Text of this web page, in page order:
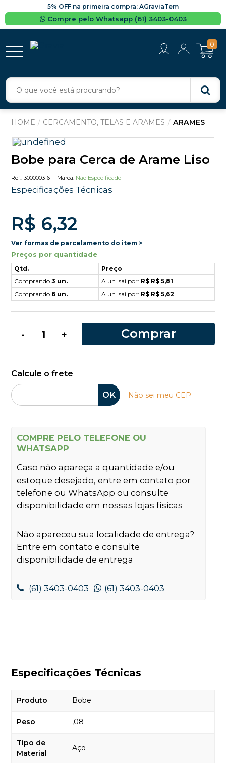
5% OFF na primeira compra: AGraviaTem
Compre pelo Whatsapp (61) 3403-0403
0
CERCAMENTO, TELAS E ARAMES ARAMES
Bobe para Cerca de Arame Liso
3000003161 Não Especificado
Especificações Técnicas
R$ 6,32
Ver formas de parcelamento do item >
Preços por quantidade
Qtd.
Preço
Comprando 3 un. A un. sai por: R$ R$ 5,81
Comprando 6 un. A un. sai por: R$ R$ 5,62
- + Comprar
Calcule o frete
OK Não sei meu CEP
COMPRE PELO TELEFONE OU
WHATSAPP
Caso não apareça a quantidade e/ou
estoque desejado, entre em contato por
telefone ou WhatsApp ou consulte
disponibilidade em nossas lojas físicas
Não apareceu sua localidade de entrega?
Entre em contato e consulte
disponibilidade de entrega
(61) 3403-0403 (61) 3403-0403
Especificações Técnicas
Produto Bobe
Peso ,08
Tipo de
Material
Aço